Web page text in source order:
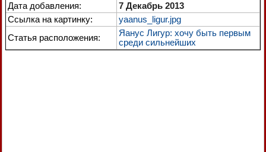
Дата добавления:
7 Декабрь 2013
Ссылка на картинку:
yaanus_ligur.jpg
Статья расположения:
Яанус Лигур: хочу быть первым
среди сильнейших